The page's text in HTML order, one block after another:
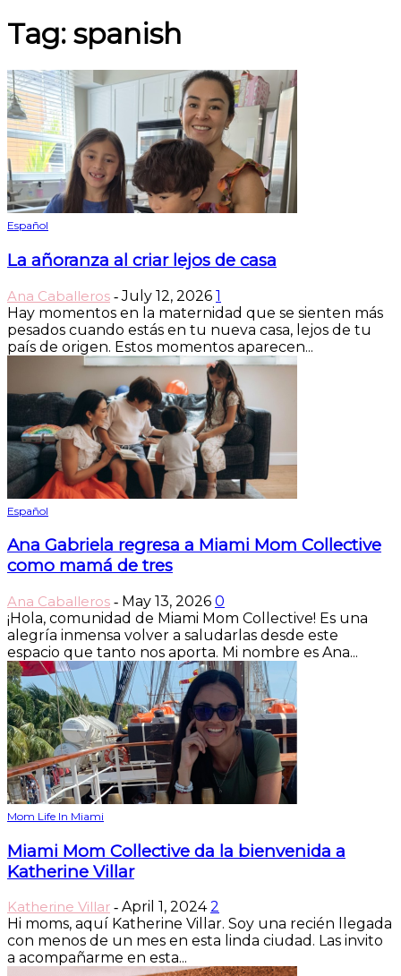
Tag: spanish
Español
La añoranza al criar lejos de casa
Ana Caballeros - July 12, 2026 1
Hay momentos en la maternidad que se sienten más
pesados cuando estás en tu nueva casa, lejos de tu
país de origen. Estos momentos aparecen...
Español
Ana Gabriela regresa a Miami Mom Collective
como mamá de tres
Ana Caballeros - May 13, 2026 0
¡Hola, comunidad de Miami Mom Collective! Es una
alegría inmensa volver a saludarlas desde este
espacio que tanto nos aporta. Mi nombre es Ana...
Mom Life In Miami
Miami Mom Collective da la bienvenida a
Katherine Villar
Katherine Villar - April 1, 2024 2
Hi moms, aquí Katherine Villar. Soy una recién llegada
con menos de un mes en esta linda ciudad. Las invito
a acompañarme en esta...